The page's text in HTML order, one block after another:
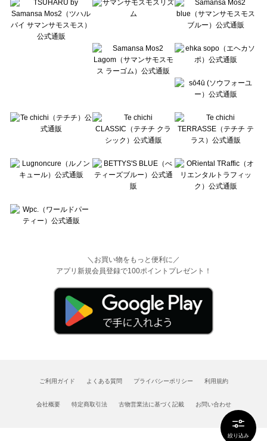
絞り込み
Lugnoncure（ルノンキュール）の一覧
BETTY'S BLUE（べティーズブルー）の一覧
Wpc.（ワールドパーティー）の一覧
＼お買い物をもっと便利に／
アプリ新規会員登録で100ポイントプレゼント！
ご利用ガイド よくある質問 プライバシーポリシー 利用規約
会社概要 特定商取引法 古物営業法に基づく記載 お問い合わせ